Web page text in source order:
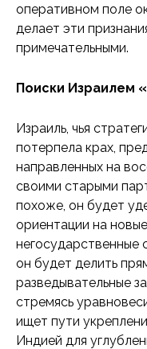
оперативном поле
делает эти
примечательными.
Поиски Израилем
Израиль, чья
потерпела крах,
направленных на
своими старыми
похоже, он будет
ориентации на
негосударственные
он будет делить
разведывательные
стремясь
ищет пути
Индией для